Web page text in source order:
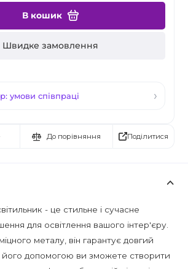
В кошик
Швидке замовлення
умови співпраці
До порівняння Поділитися
- це стильне і сучасне
для освітлення вашого інтер'єру.
металу, він гарантує довгий
його допомогою ви зможете створити